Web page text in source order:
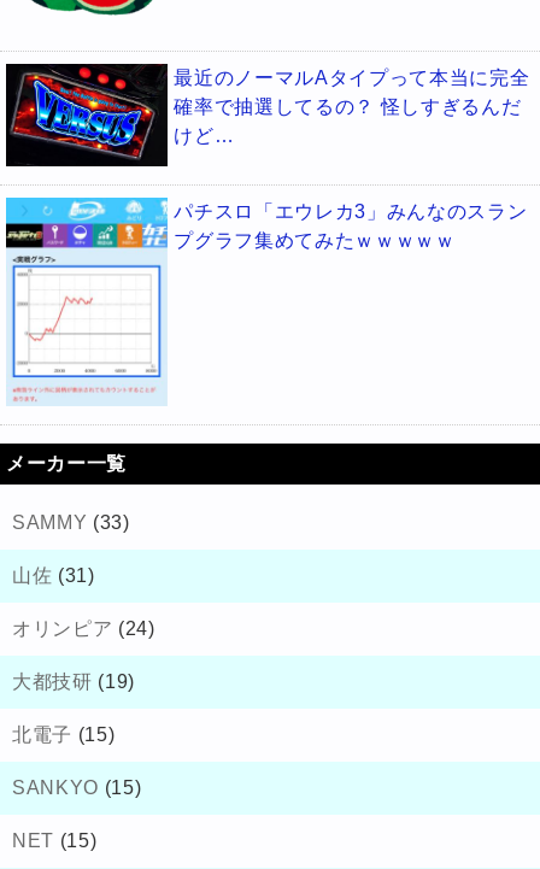
最近のノーマルAタイプって本当に完全
確率で抽選してるの？ 怪しすぎるんだ
けど…
パチスロ「エウレカ3」みんなのスラン
プグラフ集めてみたｗｗｗｗｗ
メーカー一覧
SAMMY (33)
山佐 (31)
オリンピア (24)
大都技研 (19)
北電子 (15)
SANKYO (15)
NET (15)